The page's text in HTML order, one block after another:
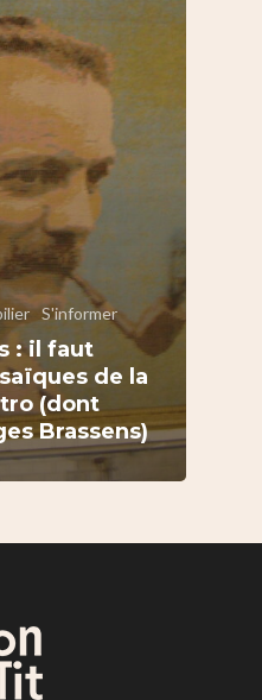
S'informer
: il faut
de la
(dont
Brassens)
Plaine Lagny
Saint-Blaise / Réunion